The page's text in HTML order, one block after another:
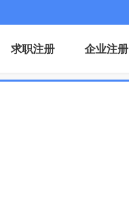
求职注册 企业注册